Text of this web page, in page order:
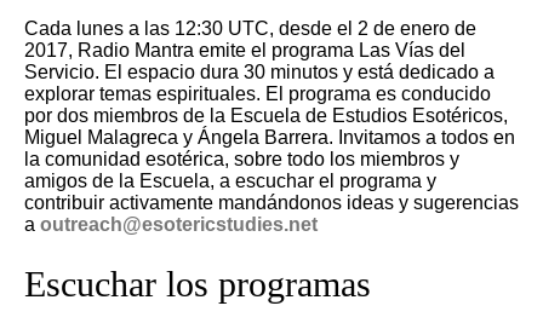
Cada lunes a las 12:30 UTC, desde el 2 de enero de
2017, Radio Mantra emite el programa Las Vías del
Servicio. El espacio dura 30 minutos y está dedicado a
explorar temas espirituales. El programa es conducido
por dos miembros de la Escuela de Estudios Esotéricos,
Miguel Malagreca y Ángela Barrera. Invitamos a todos en
la comunidad esotérica, sobre todo los miembros y
amigos de la Escuela, a escuchar el programa y
contribuir activamente mandándonos ideas y sugerencias
a outreach@esotericstudies.net
Escuchar los programas